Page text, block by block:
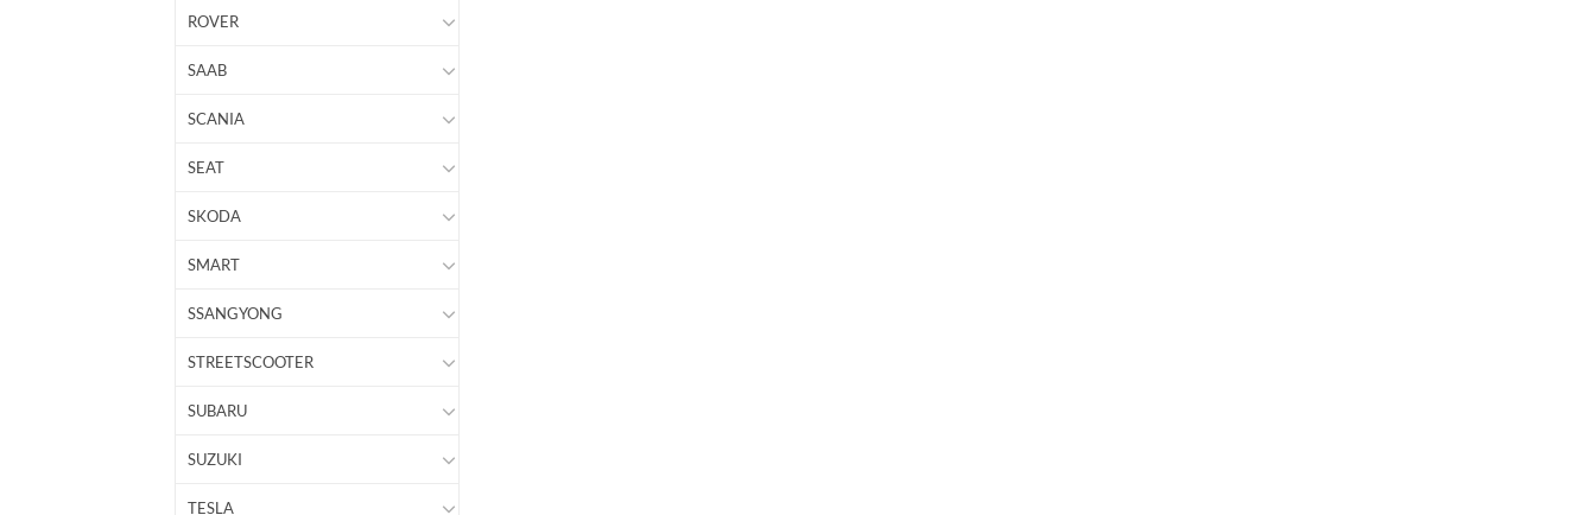
ROVER
SAAB
SCANIA
SEAT
SKODA
SMART
SSANGYONG
STREETSCOOTER
SUBARU
SUZUKI
TESLA